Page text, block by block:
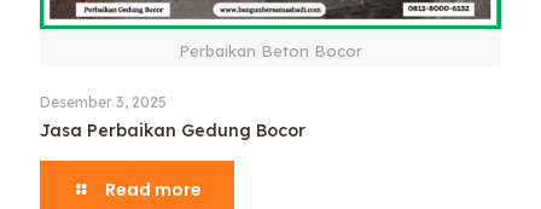
Perbaikan Beton Bocor
Desember 3, 2025
Jasa Perbaikan Gedung Bocor
Read more